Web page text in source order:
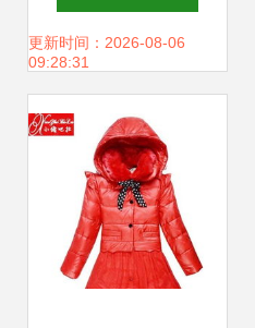
家直销热销女装货
更新时间：2026-08-06
09:28:31